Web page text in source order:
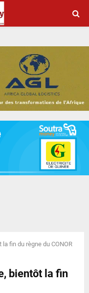
fin du règne du CONOR
bientôt la fin